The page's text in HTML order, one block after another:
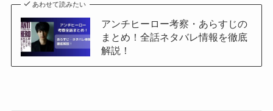
あわせて読みたい
アンチヒーロー考察・あらすじの
まとめ！全話ネタバレ情報を徹底
解説！